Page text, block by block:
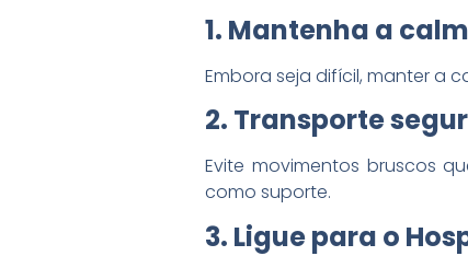
1. Mantenha a
Embora seja difícil, manter a
2. Transporte
Evite movimentos bruscos
como suporte.
3. Ligue para o